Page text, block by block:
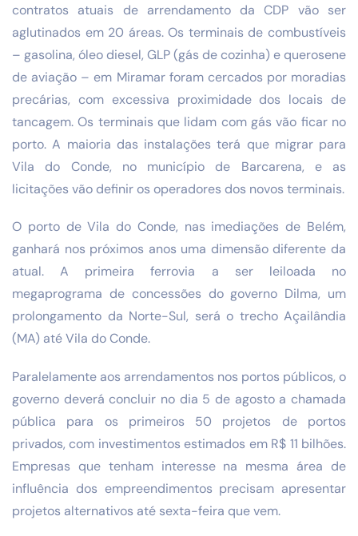
contratos atuais de arrendamento da CDP vão ser
aglutinados em 20 áreas. Os terminais de combustíveis
– gasolina, óleo diesel, GLP (gás de cozinha) e querosene
de aviação – em Miramar foram cercados por moradias
precárias, com excessiva proximidade dos locais de
tancagem. Os terminais que lidam com gás vão ficar no
porto. A maioria das instalações terá que migrar para
Vila do Conde, no município de Barcarena, e as
licitações vão definir os operadores dos novos terminais.
O porto de Vila do Conde, nas imediações de Belém,
ganhará nos próximos anos uma dimensão diferente da
atual. A primeira ferrovia a ser leiloada no
megaprograma de concessões do governo Dilma, um
prolongamento da Norte-Sul, será o trecho Açailândia
(MA) até Vila do Conde.
Paralelamente aos arrendamentos nos portos públicos, o
governo deverá concluir no dia 5 de agosto a chamada
pública para os primeiros 50 projetos de portos
privados, com investimentos estimados em R$ 11 bilhões.
Empresas que tenham interesse na mesma área de
influência dos empreendimentos precisam apresentar
projetos alternativos até sexta-feira que vem.